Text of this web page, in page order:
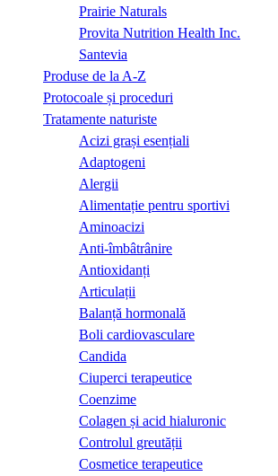
Prairie Naturals
Provita Nutrition Health Inc.
Santevia
Produse de la A-Z
Protocoale și proceduri
Tratamente naturiste
Acizi grași esențiali
Adaptogeni
Alergii
Alimentație pentru sportivi
Aminoacizi
Anti-îmbâtrânire
Antioxidanți
Articulații
Balanță hormonală
Boli cardiovasculare
Candida
Ciuperci terapeutice
Coenzime
Colagen și acid hialuronic
Controlul greutății
Cosmetice terapeutice